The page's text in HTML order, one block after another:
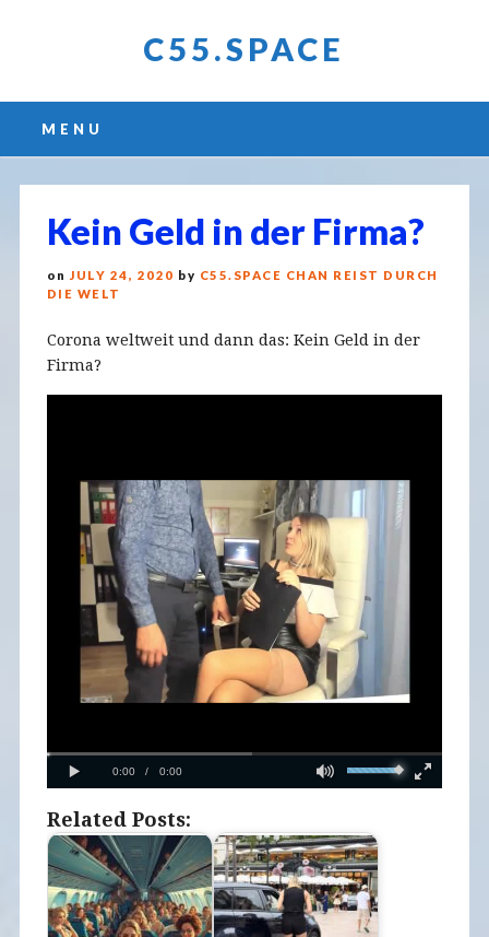
C55.SPACE
Main menu
content
MENU
Kein Geld in der Firma?
onJULY 24, 2020 by C55.SPACE CHAN REIST DURCH
DIE WELT
Corona weltweit und dann das: Kein Geld in der
Firma?
Related Posts: